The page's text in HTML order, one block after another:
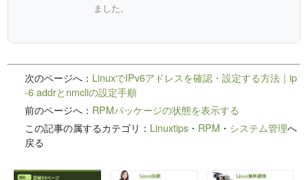
ました。
次のページへ： LinuxでIPv6アドレスを確認・設定する方法｜ip
-6 addrとnmcliの設定手順
前のページへ： RPMパッケージの状態を表示する
この記事の属するカテゴリ： Linuxtips ・ RPM ・ システム管理へ
戻る